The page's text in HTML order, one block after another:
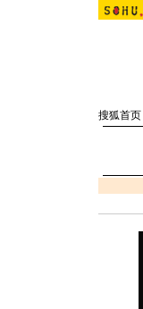
搜狐首页